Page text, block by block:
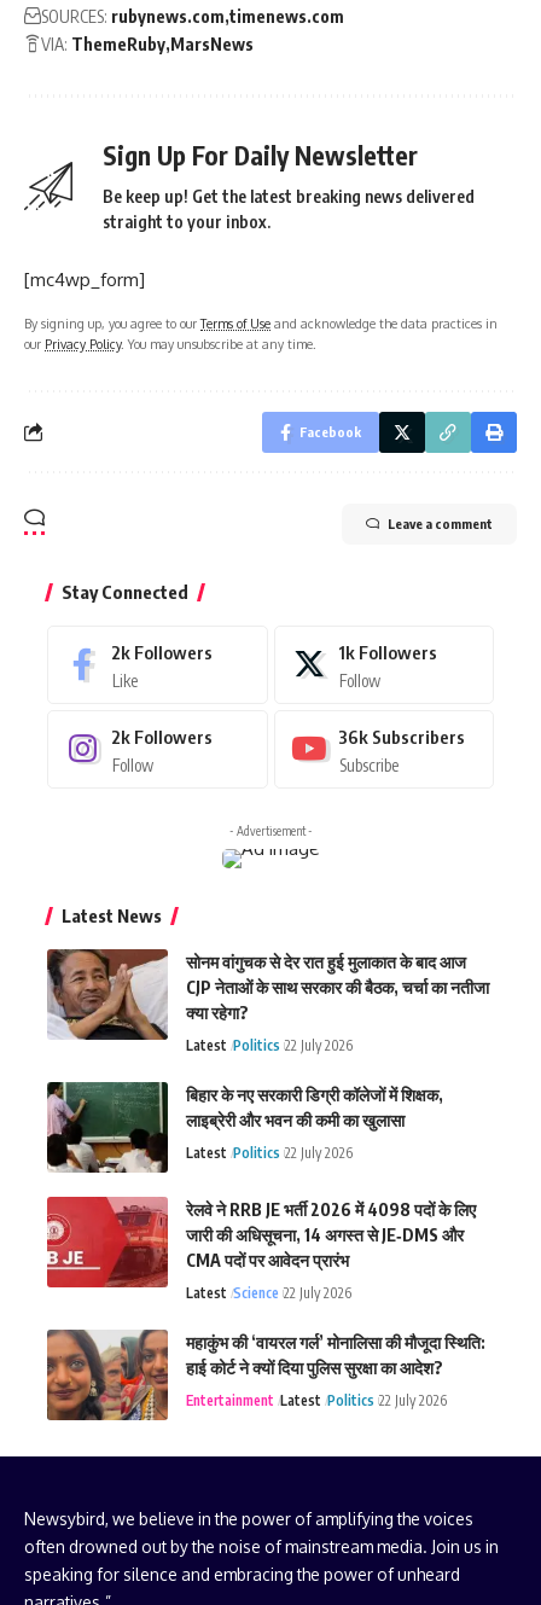
SOURCES: rubynews.com timenews.com
VIA: ThemeRuby MarsNews
Sign Up For Daily Newsletter
Be keep up! Get the latest breaking news delivered
straight to your inbox.
[mc4wp_form]
By signing up, you agree to ourTerms of Use and acknowledge the data practices in
our Privacy Policy. You may unsubscribe at any time.
Facebook
Leave a comment
Stay Connected
2k Followers
Like
1k Followers
Follow
2k Followers
Follow
36k Subscribers
Subscribe
- Advertisement -
Latest News
सोनम वांगुचक से देर रात हुई मुलाकात के बाद आज
CJP नेताओं के साथ सरकार की बैठक, चर्चा का नतीजा
क्या रहेगा?
Latest Politics 22 July 2026
बिहार के नए सरकारी डिग्री कॉलेजों में शिक्षक,
लाइब्रेरी और भवन की कमी का खुलासा
Latest Politics 22 July 2026
रेलवे ने RRB JE भर्ती 2026 में 4098 पदों के लिए
जारी की अधिसूचना, 14 अगस्त से JE‑DMS और
CMA पदों पर आवेदन प्रारंभ
Latest Science 22 July 2026
महाकुंभ की ‘वायरल गर्ल’ मोनालिसा की मौजूदा स्थिति:
हाई कोर्ट ने क्यों दिया पुलिस सुरक्षा का आदेश?
Entertainment Latest Politics 22 July 2026
Newsybird, we believe in the power of amplifying the voices
often drowned out by the noise of mainstream media. Join us in
speaking for silence and embracing the power of unheard